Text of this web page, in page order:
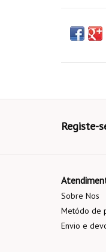
Registe-
Sobre Nos
Metódo de
Envio e